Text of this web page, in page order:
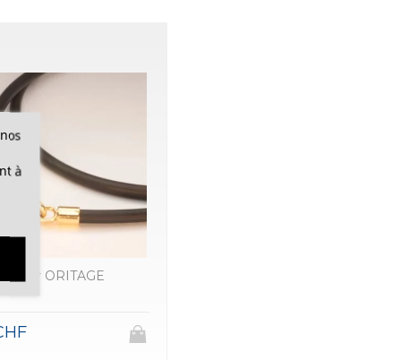
Collier ORITAGE
à